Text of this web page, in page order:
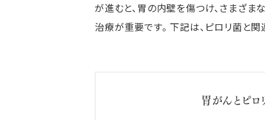
が進むと、胃の内壁を傷つけ、さまざ
治療が重要です。 下記は、ピロリ菌と
胃がんとピロ